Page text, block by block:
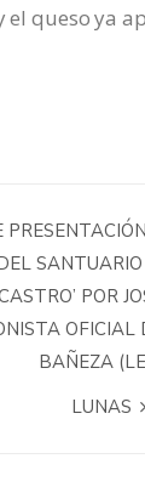
el queso ya
POR
BAÑEZA
LUNAS